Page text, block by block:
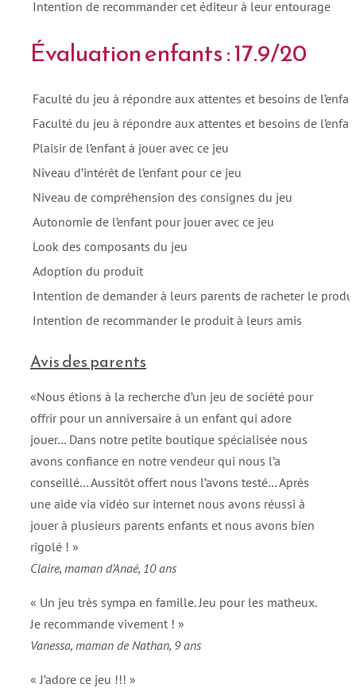
Intention de recommander cet éditeur à leur entourage
Évaluation enfants : 17.9/20
Faculté du jeu à répondre aux attentes et besoins de
Faculté du jeu à répondre aux attentes et besoins de
Plaisir de l’enfant à jouer avec ce jeu
Niveau d’intérêt de l’enfant pour ce jeu
Niveau de compréhension des consignes du jeu
Autonomie de l’enfant pour jouer avec ce jeu
Look des composants du jeu
Adoption du produit
Intention de demander à leurs parents de racheter le
Intention de recommander le produit à leurs amis
Avis des parents
«Nous étions à la recherche d’un jeu de société pour
offrir pour un anniversaire à un enfant qui adore
jouer… Dans notre petite boutique spécialisée nous
avons confiance en notre vendeur qui nous l’a
conseillé… Aussitôt offert nous l’avons testé… Après
une aide via vidéo sur internet nous avons réussi à
jouer à plusieurs parents enfants et nous avons bien
rigolé ! »
Claire, maman d’Anaé, 10 ans
« Un jeu très sympa en famille. Jeu pour les matheux.
Je recommande vivement ! »
Vanessa, maman de Nathan, 9 ans
« J’adore ce jeu !!! »